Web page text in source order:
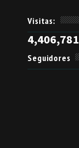
Visitas:
4,406,781
Seguidores